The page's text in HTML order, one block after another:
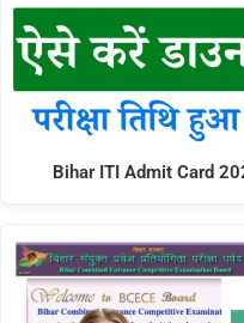
Bihar ITI Admit Card